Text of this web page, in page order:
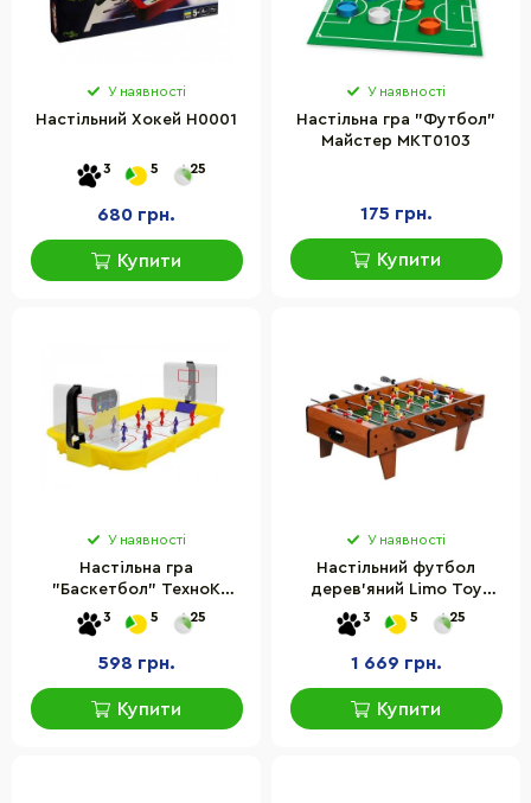
У наявності
Настільний Хокей H0001
3 5 25
680 грн.
Купити
У наявності
Настільна гра "Футбол"
Майстер MKT0103
175 грн.
Купити
У наявності
Настільна гра
"Баскетбол" ТехноК
0342TXK
3 5 25
598 грн.
Купити
У наявності
Настільний футбол
дерев'яний Limo Toy
2035N на штангах
3 5 25
1 669 грн.
Купити